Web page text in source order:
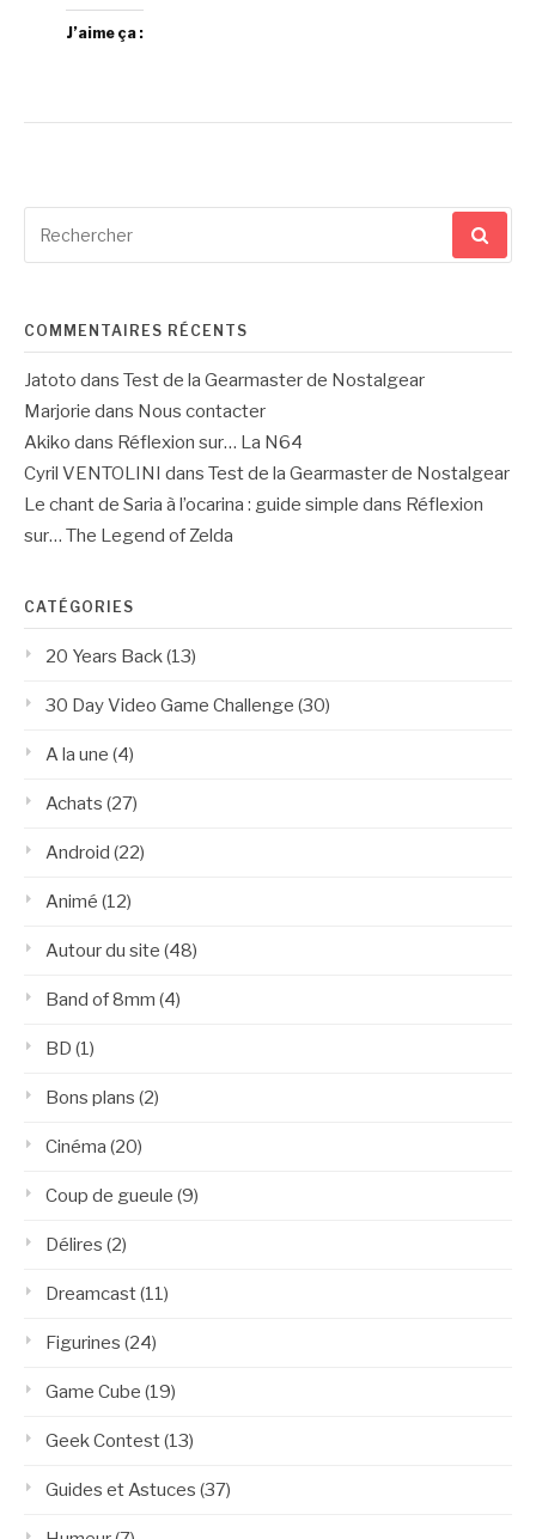
J’aime ça :
pour
COMMENTAIRES RÉCENTS
Jatoto dans Test de la Gearmaster de Nostalgear
Marjorie dans Nous contacter
Akiko dans Réflexion sur… La N64
Cyril VENTOLINI
dans Test de la Gearmaster de Nostalgear
Le chant de Saria à l’ocarina : guide simple dans Réflexion
sur… The Legend of Zelda
CATÉGORIES
20 Years Back(13)
30 Day Video Game Challenge (30)
A la une (4)
Achats (27)
Android (22)
Animé (12)
Autour du site (48)
Band of 8mm (4)
BD (1)
Bons plans (2)
Cinéma (20)
Coup de gueule (9)
Délires (2)
Dreamcast(11)
Figurines (24)
Game Cube (19)
Geek Contest(13)
Guides et Astuces (37)